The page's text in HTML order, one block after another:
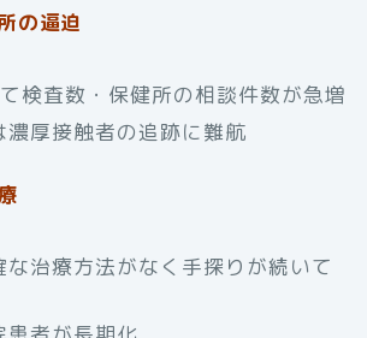
の逼迫
検査数・保健所の相談件数が急増
濃厚接触者の追跡に難航
な治療方法がなく手探りが続いて